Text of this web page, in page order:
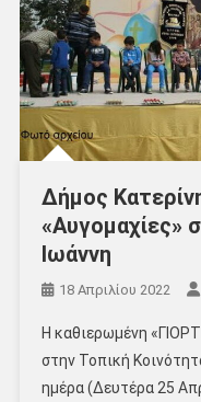
Δήμος
«Αυγομαχίες»
Ιωάννη
18 Απριλίου 2022
Η καθιερωμένη
στην Τοπική
ημέρα (Δευτέρα 25